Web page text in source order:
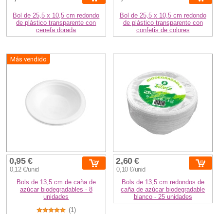
Bol de 25,5 x 10,5 cm redondo
de plástico transparente con
cenefa dorada
Bol de 25,5 x 10,5 cm redondo
de plástico transparente con
confetis de colores
Más vendido
0,95 €
0,12 €/unid
Bols de 13,5 cm de caña de
azúcar biodegradables - 8
unidades
(1)
2,60 €
0,10 €/unid
Bols de 13,5 cm redondos de
caña de azúcar biodegradable
blanco - 25 unidades